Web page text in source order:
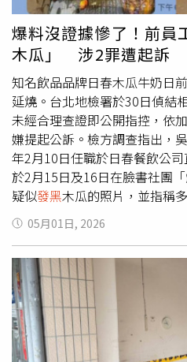
子宮壓迫大血管，隨時可能昏
這條最粗的回心血管，孕婦站
回到心臟的血液瞬間減少，有
黑、冒冷汗然後倒下，這在醫
不是嬌貴不是想太多，是真實
血流動力學急症。3、肺被往
膈頂高，肺的容積被壓縮，但
要更多氧氣，所以孕婦的呼吸
加40%，一般人站著不會喘，
在加班。4、血糖波動劇烈，
一個相對的胰島素阻抗狀態，
久、隔太久沒吃東西，容易冒
穩。5、血栓風險飆升，久站
血狀態，這是身體為了預防生
是深層靜脈栓塞的風險比孕前
都可能在下肢形成血栓，血栓
6、韌帶鬆弛重心前移，跌倒
鬆弛素的荷爾蒙，讓骨盆韌帶
爾蒙不會只作用在骨盆，它讓
律不整，「很多人根本不知道
「隱性心律不整」，包括
等，平常心電圖可能正常，壓
人甚至在睡眠中猝死，家人以
是「主動脈剝離」，高血壓年
樣撐破，患者通常從「胸部劇
要幾分鐘。黃軒醫師也提醒，
然，而是身體其實早已發出警
常見徵兆，包括：運動時突然
悸、感覺心臟漏拍；曾經昏倒
以及家族中有人在50歲前罹患
強調，這些情況並不只是「沒
正在求救。身為重症醫師，黃
類似悲劇，例如曾有家屬在醫
明還好好的，為什麼？」很多
出讓家接受的答案，但他認為
電圖、心臟超音波等檢查，也
題。最後，黃軒醫師也呼籲民
健康。他建議，若家族有心臟
爆料沒證據慘了！前員
木瓜」 涉2罪遭起訴
知名飲品品牌日春木瓜牛奶日
延燒。台北地檢署於30日偵結
未經合理查證即公開指控，依
嫌提起公訴。檢方調查指出，
年2月10日任職於日春餐飲公
於2月15日及16日在臉書社團
疑似發黑木瓜的照片，並指稱
瓜製作飲品，其中包括台北信
貼文曝光後，引發外界對食品
期改善。新光三越A8加盟店的
定控告吳女妨害名譽。檢方進
訊問過程中，未能提出具體證
霉或腐敗木瓜。她僅提供部分
瓜」等字眼，「天母新三越夥
05月01日, 2026